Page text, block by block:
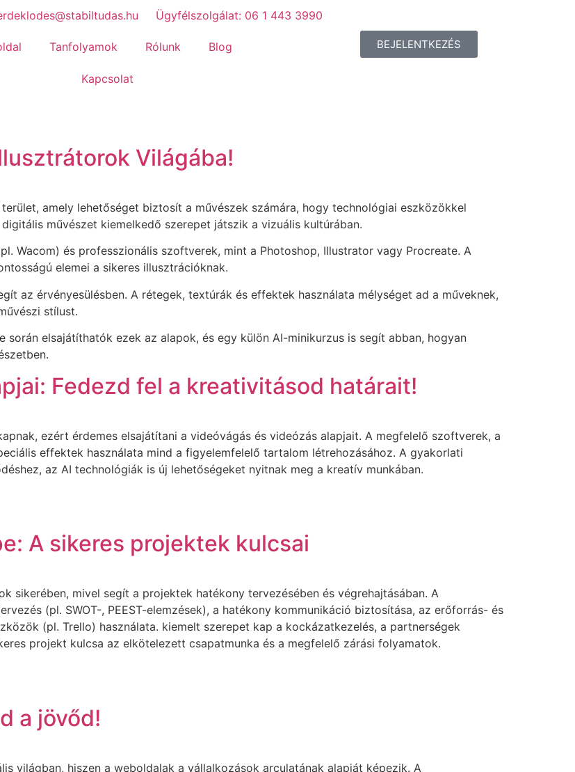
Ügyfélszolgálat: 06 1 443 3990
Tanfolyamok Rólunk Blog
Kapcsolat
BEJELENTKEZÉS
Világába!
amely lehetőséget biztosít a művészek számára, hogy technológiai eszközökkel
művészet kiemelkedő szerepet játszik a vizuális kultúrában.
Wacom) és professzionális szoftverek, mint a Photoshop, Illustrator vagy Procreate. A
elemei a sikeres illusztrációknak.
az érvényesülésben. A rétegek, textúrák és effektek használata mélységet ad a műveknek,
stílust.
elsajátíthatók ezek az alapok, és egy külön AI-minikurzus is segít abban, hogyan
Fedezd fel a kreativitásod határait!
ezért érdemes elsajátítani a videóvágás és videózás alapjait. A megfelelő szoftverek, a
effektek használata mind a figyelemfelelő tartalom létrehozásához. A gyakorlati
az AI technológiák is új lehetőségeket nyitnak meg a kreatív munkában.
A sikeres projektek kulcsai
sikerében, mivel segít a projektek hatékony tervezésében és végrehajtásában. A
(pl. SWOT-, PEEST-elemzések), a hatékony kommunikáció biztosítása, az erőforrás- és
(pl. Trello) használata. kiemelt szerepet kap a kockázatkezelés, a partnerségek
projekt kulcsa az elkötelezett csapatmunka és a megfelelő zárási folyamatok.
a jövőd!
világban, hiszen a weboldalak a vállalkozások arculatának alapját képezik. A